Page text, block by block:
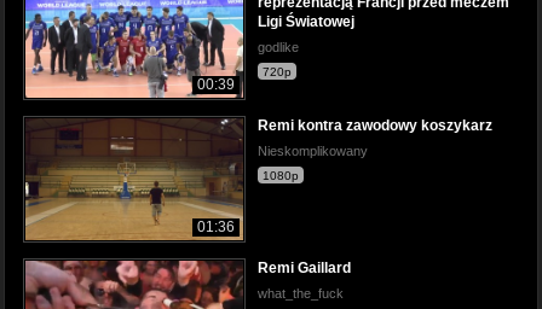
00:39
Ligi Światowej
godlike
720p
01:36
Remi kontra zawodowy koszykarz
Nieskomplikowany
1080p
Remi Gaillard
what_the_fuck